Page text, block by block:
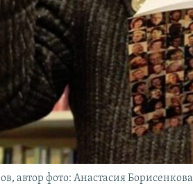
автор фото: Анастасия Борисенкова